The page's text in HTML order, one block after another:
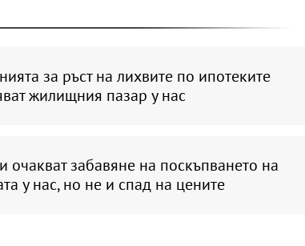
за ръст на лихвите по ипотеките
жилищния пазар у нас
очакват забавяне на поскъпването на
у нас, но не и спад на цените